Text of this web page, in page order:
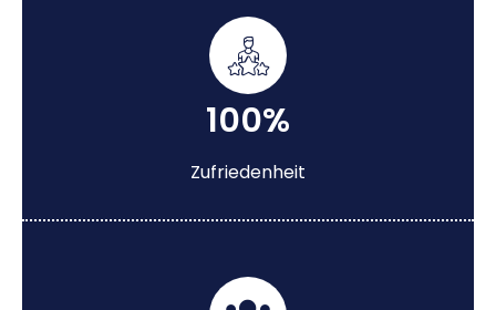
100%
Zufriedenheit